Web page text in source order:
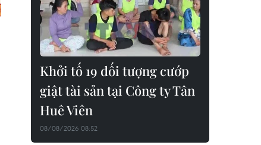
Khởi tố 19 đối tượng cướp
giật tài sản tại Công ty Tân
Huê Viên
08/08/2026 08:52